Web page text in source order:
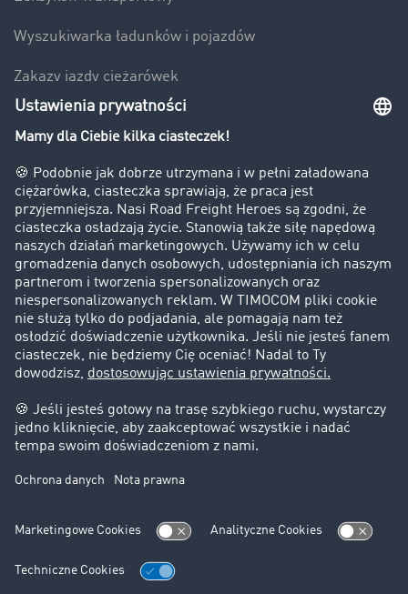
Wyszukiwarka ładunków i pojazdów
Zakazy jazdy ciężarówek
Bezpieczeństwo
Firma
Historie sukcesu
Klienci pozyskują nowych klientów
Informacje prawne
Impressum
OWU
Ochrona danych
Ustawienia plików cookies